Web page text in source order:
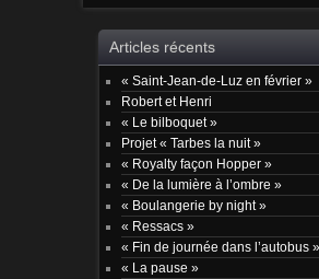
Articles récents
« Saint-Jean-de-Luz en février »
Robert et Henri
« Le bilboquet »
Projet « Tarbes la nuit »
« Royalty façon Hopper »
« De la lumière à l’ombre »
« Boulangerie by night »
« Ressacs »
« Fin de journée dans l’autobus »
« La pause »